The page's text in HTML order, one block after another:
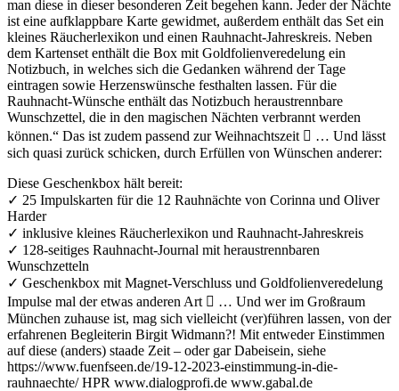
man diese in dieser besonderen Zeit begehen kann. Jeder der Nächte
ist eine aufklappbare Karte gewidmet, außerdem enthält das Set ein
kleines Räucherlexikon und einen Rauhnacht-Jahreskreis. Neben
dem Kartenset enthält die Box mit Goldfolienveredelung ein
Notizbuch, in welches sich die Gedanken während der Tage
eintragen sowie Herzenswünsche festhalten lassen. Für die
Rauhnacht-Wünsche enthält das Notizbuch heraustrennbare
Wunschzettel, die in den magischen Nächten verbrannt werden
können.“ Das ist zudem passend zur Weihnachtszeit  … Und lässt
sich quasi zurück schicken, durch Erfüllen von Wünschen anderer:
Diese Geschenkbox hält bereit:
✓ 25 Impulskarten für die 12 Rauhnächte von Corinna und Oliver
Harder
✓ inklusive kleines Räucherlexikon und Rauhnacht-Jahreskreis
✓ 128-seitiges Rauhnacht-Journal mit heraustrennbaren
Wunschzetteln
✓ Geschenkbox mit Magnet-Verschluss und Goldfolienveredelung
Impulse mal der etwas anderen Art  … Und wer im Großraum
München zuhause ist, mag sich vielleicht (ver)führen lassen, von der
erfahrenen Begleiterin Birgit Widmann?! Mit entweder Einstimmen
auf diese (anders) staade Zeit – oder gar Dabeisein, siehe
https://www.fuenfseen.de/19-12-2023-einstimmung-in-die-
rauhnaechte/ HPR www.dialogprofi.de www.gabal.de